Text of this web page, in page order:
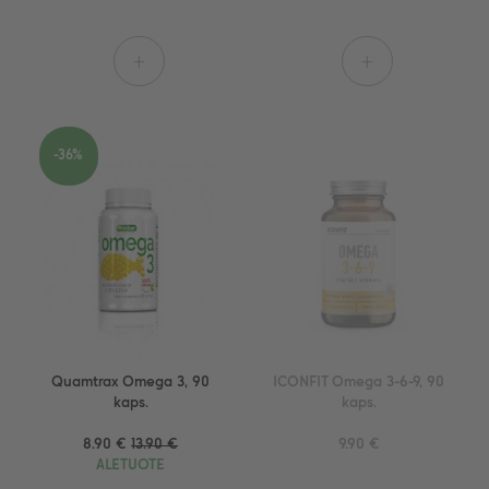
Quamtrax Omega 3, 90
kaps.
8.90 € 13.90 €
ALETUOTE
-36%
ICONFIT Omega 3-6-9, 90
kaps.
9.90 €